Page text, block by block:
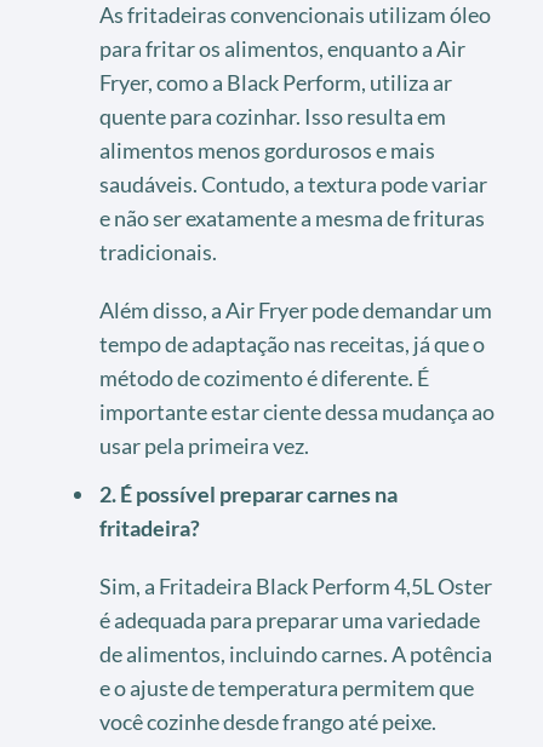
As fritadeiras convencionais utilizam óleo
para fritar os alimentos, enquanto a Air
Fryer, como a Black Perform, utiliza ar
quente para cozinhar. Isso resulta em
alimentos menos gordurosos e mais
saudáveis. Contudo, a textura pode variar
e não ser exatamente a mesma de frituras
tradicionais.
Além disso, a Air Fryer pode demandar um
tempo de adaptação nas receitas, já que o
método de cozimento é diferente. É
importante estar ciente dessa mudança ao
usar pela primeira vez.
2. É possível preparar carnes na
fritadeira?
Sim, a Fritadeira Black Perform 4,5L Oster
é adequada para preparar uma variedade
de alimentos, incluindo carnes. A potência
e o ajuste de temperatura permitem que
você cozinhe desde frango até peixe.